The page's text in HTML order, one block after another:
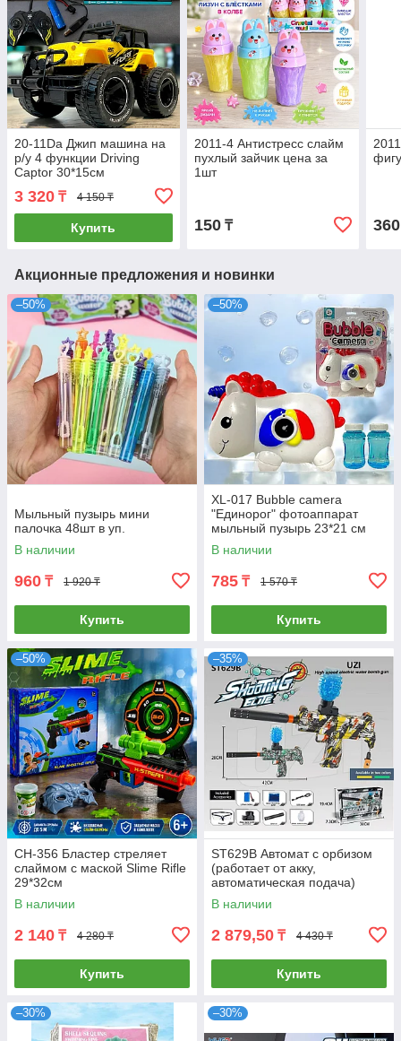
20-11Da Джип машина на
р/у 4 функции Driving
Captor 30*15см
3 320 ₸ 4 150 ₸
Купить
2011-4 Антистресс слайм
пухлый зайчик цена за
1шт
150₸ 360
Акционные предложения и новинки
–50%
Мыльный пузырь мини
палочка 48шт в уп.
В наличии
960 ₸ 1 920 ₸
Купить
–50%
XL-017 Bubble camera
"Единорог" фотоаппарат
мыльный пузырь 23*21 см
В наличии
785 ₸ 1 570 ₸
Купить
–50%
CH-356 Бластер стреляет
слаймом с маской Slime Rifle
29*32см
В наличии
2 140 ₸ 4 280 ₸
Купить
–35%
ST629B Автомат с орбизом
(работает от акку,
автоматическая подача)
30х19см
В наличии
2 879,50 ₸ 4 430 ₸
Купить
–30% –30%